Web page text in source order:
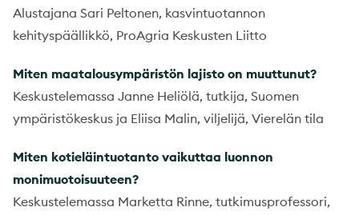
Alustajana Sari Peltonen, kasvintuotannon
kehityspäällikkö, ProAgria Keskusten Liitto
Miten maatalousympäristön lajisto on muuttunut?
Keskustelemassa Janne Heliölä, tutkija, Suomen
ympäristökeskus ja Eliisa Malin, viljelijä, Vierelän tila
Miten kotieläintuotanto vaikuttaa luonnon
monimuotoisuuteen?
Keskustelemassa Marketta Rinne, tutkimusprofessori,